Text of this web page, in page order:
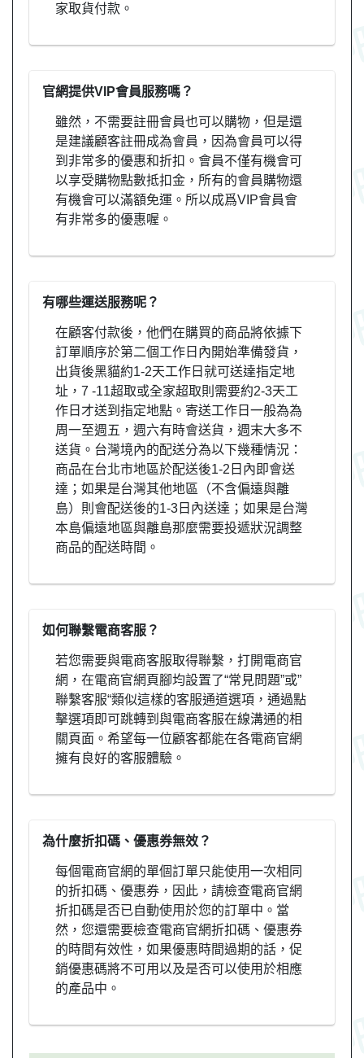
家取貨付款。
官網提供VIP會員服務嗎？
雖然，不需要註冊會員也可以購物，但是還
是建議顧客註冊成為會員，因為會員可以得
到非常多的優惠和折扣。會員不僅有機會可
以享受購物點數抵扣金，所有的會員購物還
有機會可以滿額免運。所以成爲VIP會員會
有非常多的優惠喔。
有哪些運送服務呢？
在顧客付款後，他們在購買的商品將依據下
訂單順序於第二個工作日內開始準備發貨，
出貨後黑貓約1-2天工作日就可送達指定地
址，7 -11超取或全家超取則需要約2-3天工
作日才送到指定地點。寄送工作日一般為為
周一至週五，週六有時會送貨，週末大多不
送貨。台灣境內的配送分為以下幾種情況：
商品在台北市地區於配送後1-2日內即會送
達；如果是台灣其他地區（不含偏遠與離
島）則會配送後的1-3日內送達；如果是台灣
本島偏遠地區與離島那麼需要投遞狀況調整
商品的配送時間。
如何聯繫電商客服？
若您需要與電商客服取得聯繫，打開電商官
網，在電商官網頁腳均設置了“常見問題”或”
聯繫客服“類似這樣的客服通道選項，通過點
擊選項即可跳轉到與電商客服在線溝通的相
關頁面。希望每一位顧客都能在各電商官網
擁有良好的客服體驗。
為什麼折扣碼、優惠券無效？
每個電商官網的單個訂單只能使用一次相同
的折扣碼、優惠券，因此，請檢查電商官網
折扣碼是否已自動使用於您的訂單中。當
然，您還需要檢查電商官網折扣碼、優惠券
的時間有效性，如果優惠時間過期的話，促
銷優惠碼將不可用以及是否可以使用於相應
的產品中。